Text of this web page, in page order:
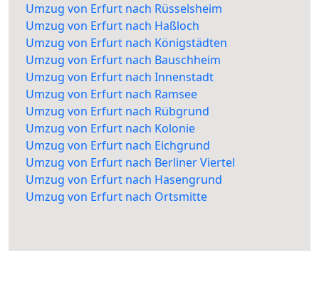
Umzug von Erfurt nach Rüsselsheim
Umzug von Erfurt nach Haßloch
Umzug von Erfurt nach Königstädten
Umzug von Erfurt nach Bauschheim
Umzug von Erfurt nach Innenstadt
Umzug von Erfurt nach Ramsee
Umzug von Erfurt nach Rübgrund
Umzug von Erfurt nach Kolonie
Umzug von Erfurt nach Eichgrund
Umzug von Erfurt nach Berliner Viertel
Umzug von Erfurt nach Hasengrund
Umzug von Erfurt nach Ortsmitte